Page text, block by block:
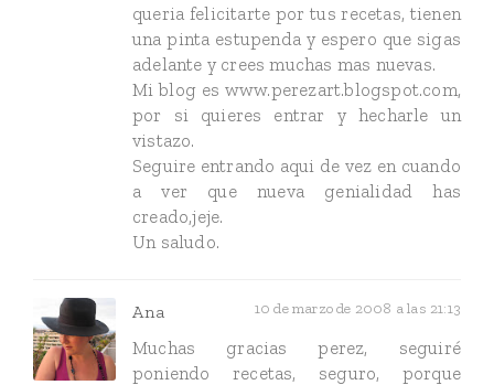
queria felicitarte por tus recetas, tienen
una pinta estupenda y espero que sigas
adelante y crees muchas mas nuevas.
Mi blog es www.perezart.blogspot.com,
por si quieres entrar y hecharle un
vistazo.
Seguire entrando aqui de vez en cuando
a ver que nueva genialidad has
creado,jeje.
Un saludo.
Ana 10 de marzo de 2008 a las 21:13
Muchas gracias perez, seguiré
poniendo recetas, seguro, porque